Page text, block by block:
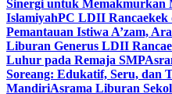
Sinergi untuk Memakmurkan
IslamiyahPC LDII
Pemantauan Istiwa A’zam,
Liburan Generus LDII
Luhur pada Remaja SMP
Soreang: Edukatif, Seru, dan
MandiriAsrama Liburan